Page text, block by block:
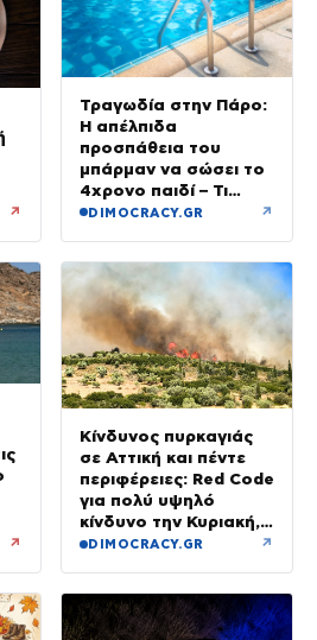
↗
Τραγωδία στην Πάρο:
Η απέλπιδα
προσπάθεια του
μπάρμαν να σώσει το
4χρονο παιδί – Τι
ερευνούν οι αρχές
DIMOCRACY.GR ↗
↗
Κίνδυνος πυρκαγιάς
σε Αττική και πέντε
περιφέρειες: Red Code
για πολύ υψηλό
κίνδυνο την Κυριακή,
με μελτέμια έως 8
DIMOCRACY.GR ↗